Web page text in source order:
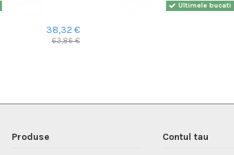
38,32 €
63,86 €
Ultimele bucati
Produse Contul tau